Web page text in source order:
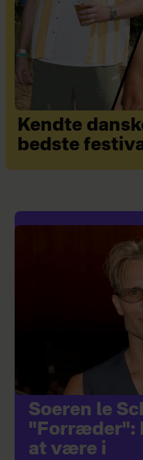
Kendte
bedste
Soeren le
"Forræder":
at være i